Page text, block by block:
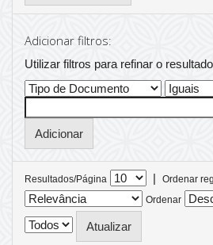
Adicionar filtros:
Utilizar filtros para refinar o
Resultados/Página |
Ordenar
Ordenar